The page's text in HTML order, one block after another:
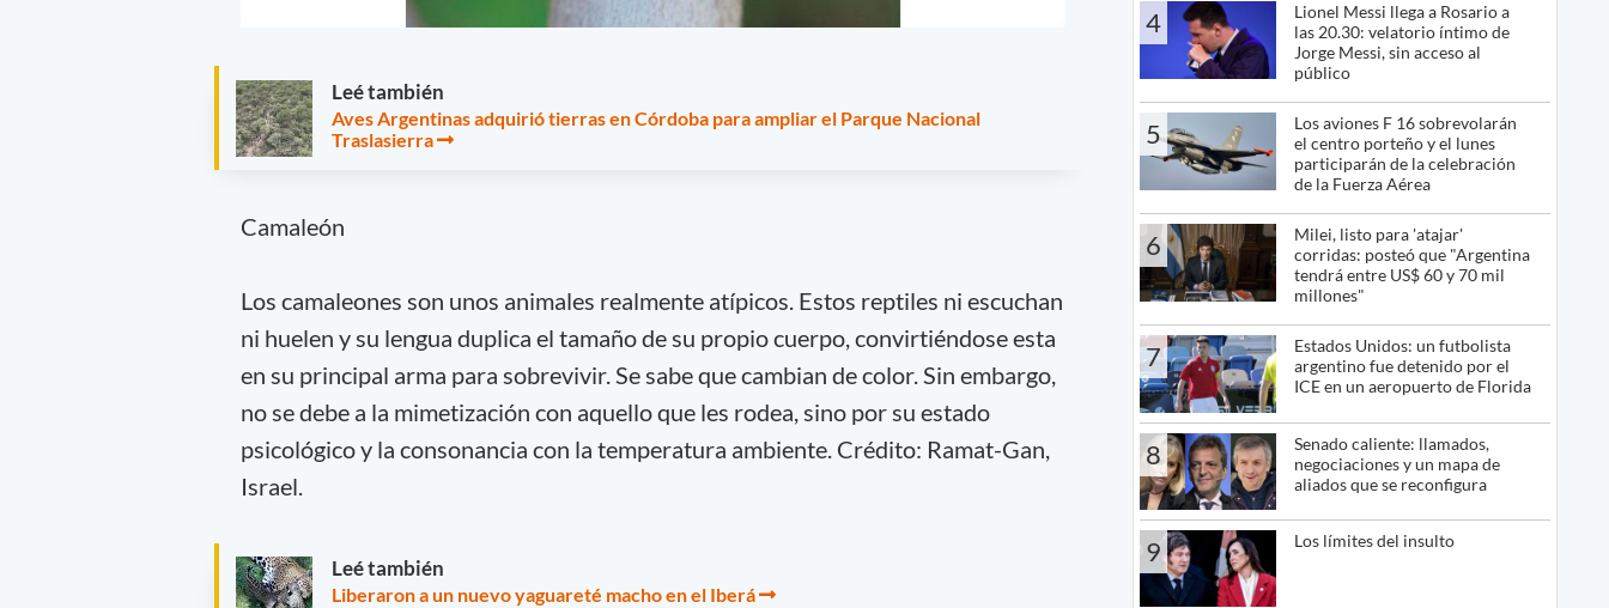
Leé también
Aves Argentinas adquirió tierras en Córdoba para ampliar el Parque Nacional
Traslasierra
Camaleón
Los camaleones son unos animales realmente atípicos. Estos reptiles ni escuchan
ni huelen y su lengua duplica el tamaño de su propio cuerpo, convirtiéndose esta
en su principal arma para sobrevivir. Se sabe que cambian de color. Sin embargo,
no se debe a la mimetización con aquello que les rodea, sino por su estado
psicológico y la consonancia con la temperatura ambiente. Crédito: Ramat-Gan,
Israel.
Leé también
Liberaron a un nuevo yaguareté macho en el Iberá
4
Lionel Messi llega a Rosario a
las 20.30: velatorio íntimo de
Jorge Messi, sin acceso al
público
5
Los aviones F 16 sobrevolarán
el centro porteño y el lunes
participarán de la celebración
de la Fuerza Aérea
6
Milei, listo para 'atajar'
corridas: posteó que "Argentina
tendrá entre US$ 60 y 70 mil
millones"
7
Estados Unidos: un futbolista
argentino fue detenido por el
ICE en un aeropuerto de Florida
8
Senado caliente: llamados,
negociaciones y un mapa de
aliados que se reconfigura
9 Los límites del insulto